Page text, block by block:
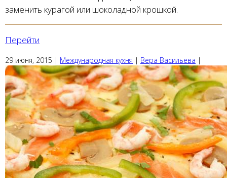
заменить курагой или шоколадной крошкой.
Перейти
29 июня, 2015 | Международная кухня | Вера Васильева |